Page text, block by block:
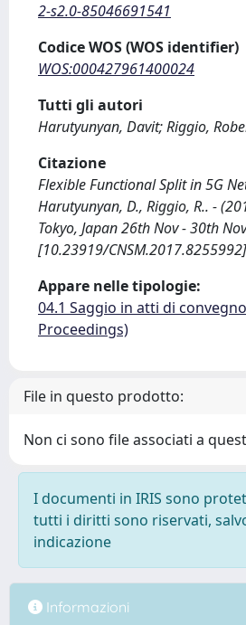
2-s2.0-85046691541
Codice WOS (WOS identifier)
WOS:000427961400024
Tutti gli autori
Harutyunyan, Davit; Riggio,
Citazione
Flexible Functional Split in 5G
Harutyunyan, D., Riggio, R.. -
Tokyo, Japan 26th Nov - 30th
[10.23919/
Appare nelle tipologie:
04.1 Saggio in atti di
Proceedings)
File in questo prodotto:
Non ci sono file associati a
I documenti in IRIS sono
tutti i diritti sono riservati,
indicazione
Informazioni